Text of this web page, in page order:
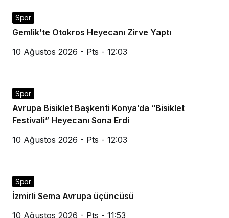
Spor
Gemlik’te Otokros Heyecanı Zirve Yaptı
10 Ağustos 2026 - Pts - 12:03
Spor
Avrupa Bisiklet Başkenti Konya’da “Bisiklet
Festivali” Heyecanı Sona Erdi
10 Ağustos 2026 - Pts - 12:03
Spor
İzmirli Sema Avrupa üçüncüsü
10 Ağustos 2026 - Pts - 11:53